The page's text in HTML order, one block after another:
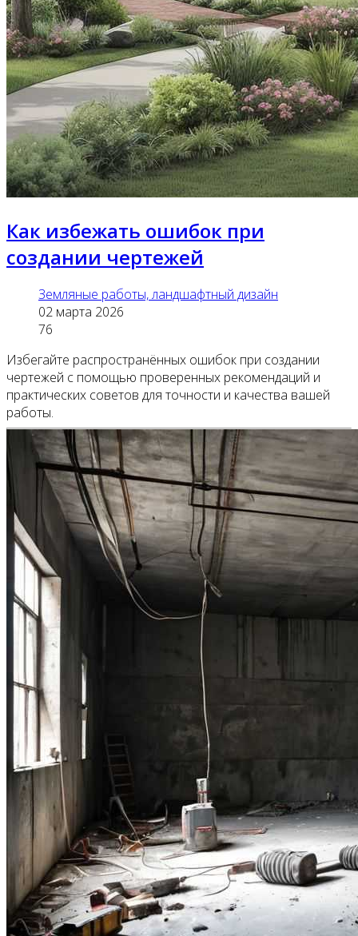
Как избежать ошибок при
создании чертежей
Земляные работы, ландшафтный дизайн
02 марта 2026
76
Избегайте распространённых ошибок при создании
чертежей с помощью проверенных рекомендаций и
практических советов для точности и качества вашей
работы.